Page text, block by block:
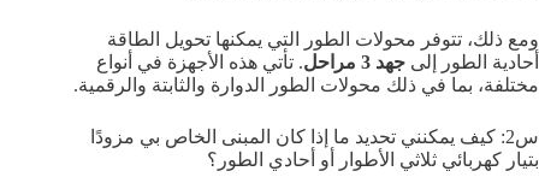
ومع ذلك، تتوفر محولات الطور التي يمكنها تحويل الطاقة
أحادية الطور إلى جهد 3 مراحل
. تأتي هذه الأجهزة في أنواع
مختلفة، بما في ذلك محولات الطور الدوارة والثابتة والرقمية.
س2: كيف يمكنني تحديد ما إذا كان المبنى الخاص بي مزودًا
بتيار كهربائي ثلاثي الأطوار أو أحادي الطور؟